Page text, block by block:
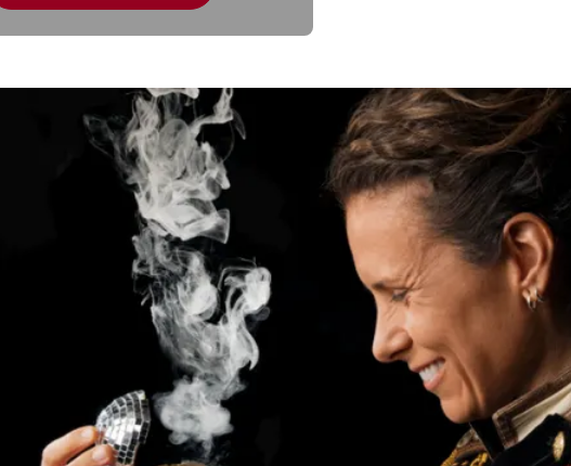
Pour constituer un abonnement et ainsi bénéficier de 15% de
mettez successivement dans votre panier tous les spectacles de
Découvrez la saison 26/27 de Tour à Tour.
Dans le cadre de sa saison 26/27, l’Association
Tour accueille Phanee de Pool avec son
facettes.